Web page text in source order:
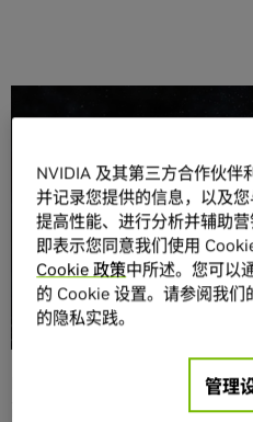
分享
排名前15位的高性能计算
70%现已采用
NVIDIA 亮相本周的全球超算
高性能计算领域强劲的发展势
NVIDIA 及其第三方合作伙伴
并记录您提供的信息，以及
提高性能、进行分析并辅助营
即表示您同意我们使用
Cookie 政策中所述。您可以
的 Cookie 设置。请参阅我们
的隐私实践。
管理